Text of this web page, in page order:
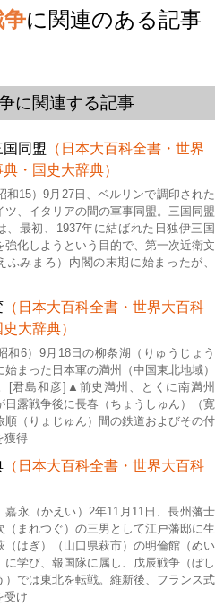
争に関連のある記事
に関連する記事
国同盟 （日本大百科全書・世界
・国史大辞典）
和15）9月27日、ベルリンで調印された
ツ、イタリアの間の軍事同盟。三国同盟
、最初、1937年に結ばれた日独伊三国
強化しようという目的で、第一次近衛文
ふみまろ）内閣の末期に始まったが、
（日本大百科全書・世界大百科
大辞典）
和6）9月18日の柳条湖（りゅうじょう
始まった日本軍の満州（中国東北地域）
[君島和彦]▲前史満州、とくに南満州
日露戦争後に長春（ちょうしゅん）（寛
（りょじゅん）間の鉄道およびその付
獲得
（日本大百科全書・世界大百科
嘉永（かえい）2年11月11日、長州藩士
（まれつぐ）の三男として江戸藩邸に生
（はぎ）（山口県萩市）の明倫館（めい
に学び、報国隊に属し、戊辰戦争（ぼし
）では東北を転戦。維新後、フランス式
受け